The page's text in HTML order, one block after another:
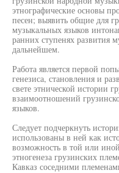
этнографические основы
песен; выявить общие для
музыкальных языков
ранних ступенях развития
дальнейшем.
Работа является первой
генезиса, становления и
свете этнической истории
взаимоотношений
языков.
Следует подчеркнуть
использованы в ней как
возможность в той или
этногенеза грузинских
Кавказ соседними